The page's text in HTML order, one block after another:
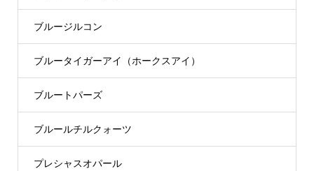
ブルージルコン
ブルータイガーアイ（ホークスアイ）
ブルートパーズ
ブルールチルクォーツ
プレシャスオパール